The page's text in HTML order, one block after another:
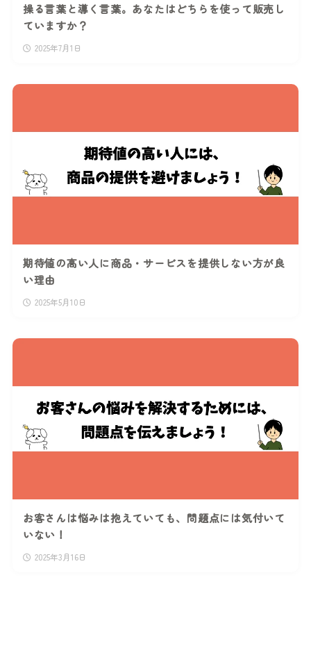
操る言葉と導く言葉。あなたはどちらを使って販売し
ていますか？
2025年7月1日
期待値の高い人に商品・サービスを提供しない方が良
い理由
2025年5月10日
お客さんは悩みは抱えていても、問題点には気付いて
いない！
2025年3月16日